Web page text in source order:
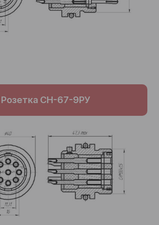
Розетка СН-67-9РУ